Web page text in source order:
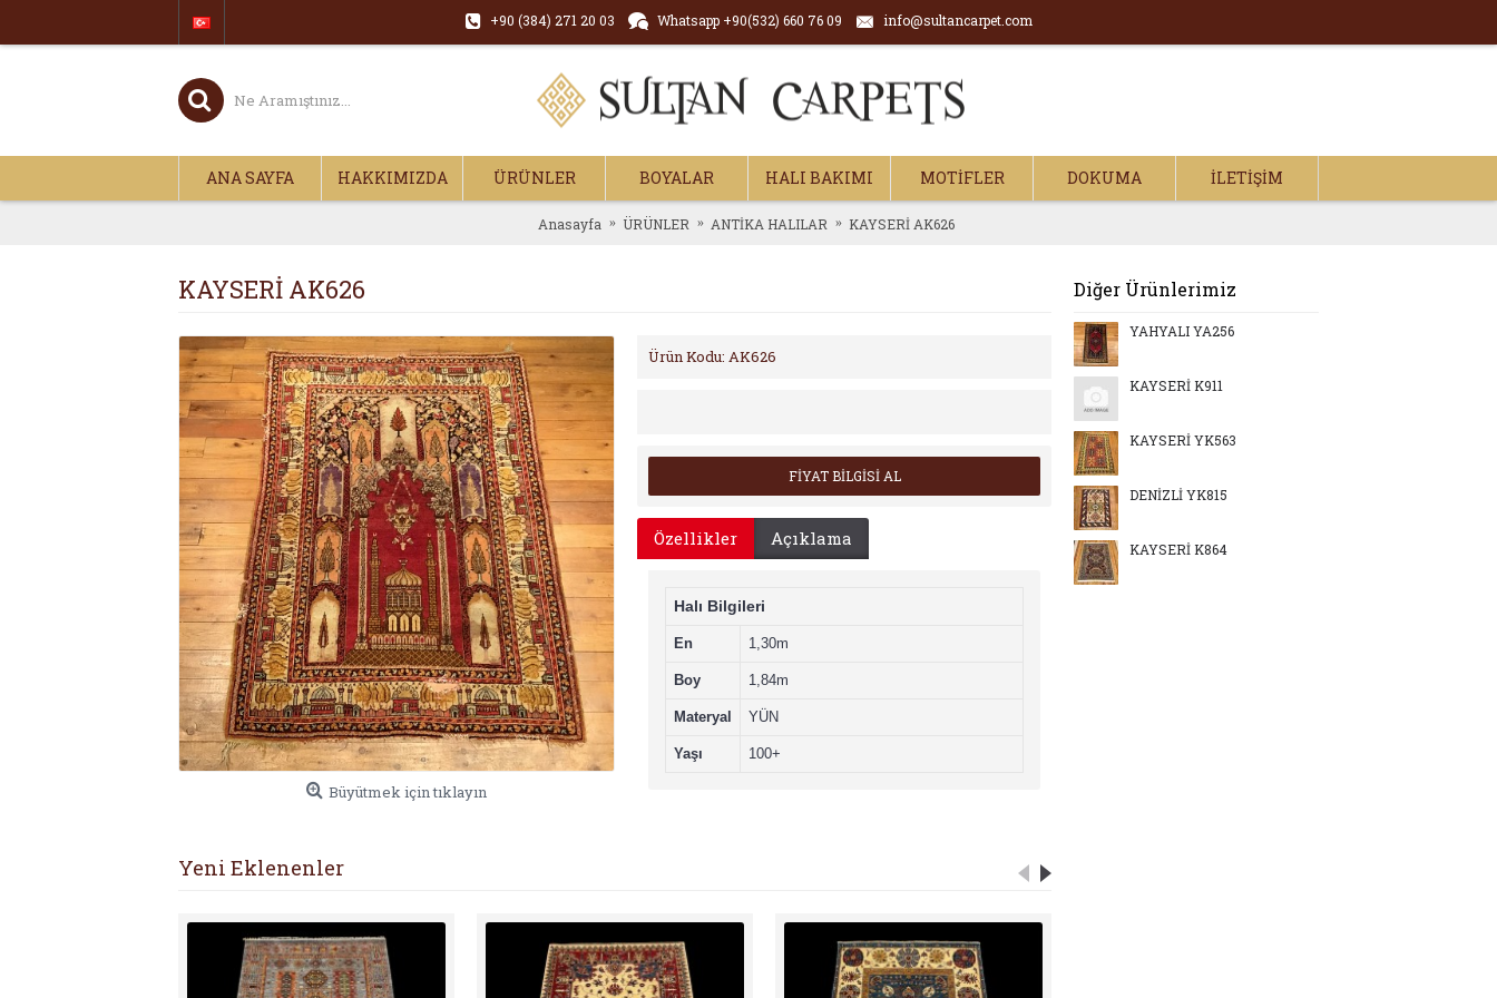
+90 (384) 271 20 03 Whatsapp +90(532) 660 76 09 info@sultancarpet.com
ANA SAYFA HAKKIMIZDA ÜRÜNLER BOYALAR HALI BAKIMI MOTİFLER DOKUMA İLETIŞIM
Anasayfa ÜRÜNLER ANTİKA HALILAR KAYSERİ AK626
Diğer Ürünlerimiz
YAHYALI YA256
KAYSERİ K911
KAYSERİ YK563
DENİZLİ YK815
KAYSERİ K864
KAYSERİ AK626
Büyütmek için tıklayın
Ürün Kodu: AK626
FİYAT BİLGİSİ AL
Özellikler Açıklama
Halı Bilgileri
En 1,30m
Boy 1,84m
Materyal YÜN
Yaşı 100+
Yeni Eklenenler